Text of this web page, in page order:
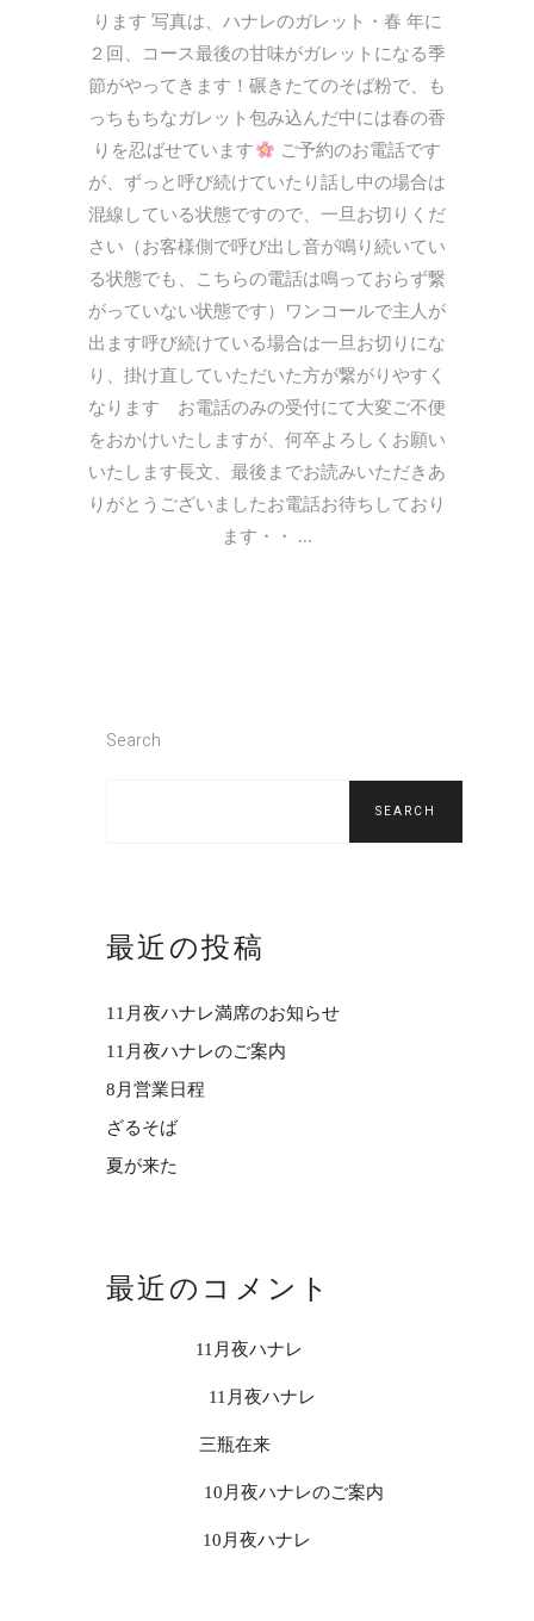
ります 写真は、ハナレのガレット・春 年に
２回、コース最後の甘味がガレットになる季
節がやってきます！碾きたてのそば粉で、も
っちもちなガレット包み込んだ中には春の香
りを忍ばせています
ご予約のお電話です
が、ずっと呼び続けていたり話し中の場合は
混線している状態ですので、一旦お切りくだ
さい（お客様側で呼び出し音が鳴り続いてい
る状態でも、こちらの電話は鳴っておらず繋
がっていない状態です）ワンコールで主人が
出ます呼び続けている場合は一旦お切りにな
り、掛け直していただいた方が繋がりやすく
なります お電話のみの受付にて大変ご不便
をおかけいたしますが、何卒よろしくお願い
いたします長文、最後までお読みいただきあ
りがとうございましたお電話お待ちしており
ます・・
Search
SEARCH
最近の投稿
11月夜ハナレ満席のお知らせ
11月夜ハナレのご案内
8月営業日程
ざるそば
夏が来た
最近のコメント
11月夜ハナレ
11月夜ハナレ
三瓶在来
10月夜ハナレのご案内
10月夜ハナレ